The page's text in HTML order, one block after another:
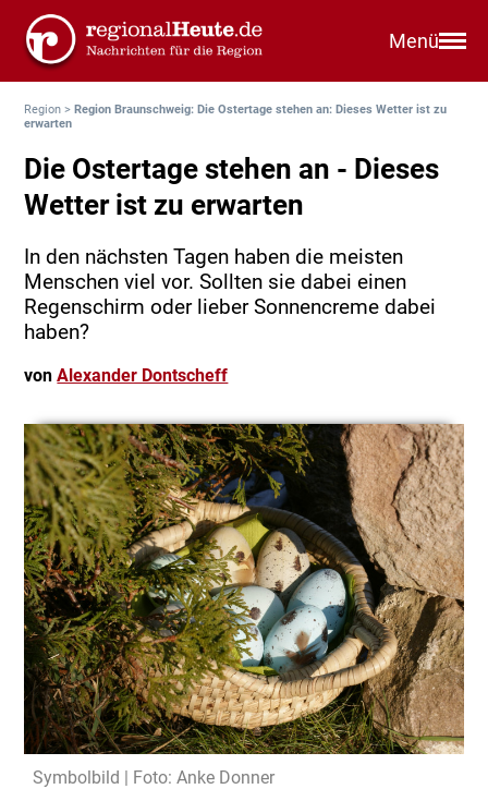
Menü
Region >Region Braunschweig: Die Ostertage stehen an: Dieses Wetter ist zu
erwarten
Die Ostertage stehen an - Dieses
Wetter ist zu erwarten
In den nächsten Tagen haben die meisten
Menschen viel vor. Sollten sie dabei einen
Regenschirm oder lieber Sonnencreme dabei
haben?
vonAlexander Dontscheff
Symbolbild | Foto: Anke Donner